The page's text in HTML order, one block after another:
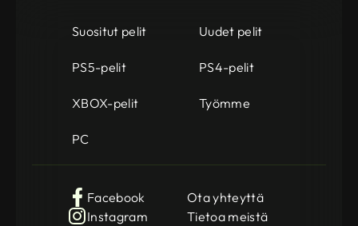
Suositut pelit Uudet pelit
PS5-pelit PS4-pelit
XBOX-pelit Työmme
PC
Facebook
Instagram
Ota yhteyttä
Tietoa meistä